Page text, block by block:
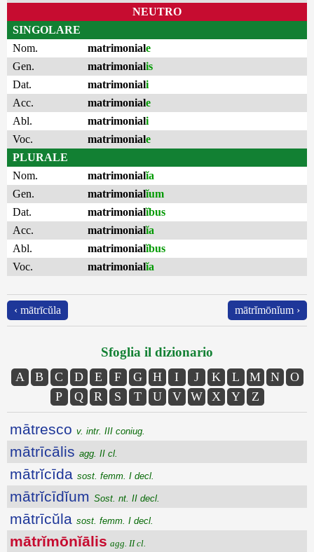
NEUTRO
SINGOLARE
Nom.
matrimoniale
Gen.
matrimonialis
Dat.
matrimoniali
Acc.
matrimoniale
Abl.
matrimoniali
Voc.
matrimoniale
PLURALE
Nom.
matrimonialĭa
Gen.
matrimonialĭum
Dat.
matrimonialĭbus
Acc.
matrimonialĭa
Abl.
matrimonialĭbus
Voc.
matrimonialĭa
‹ mātrīcŭla mātrĭmōnĭum ›
Sfoglia il dizionario
A B C D E F G H I J K L M N
O
P
Q R S T U V W X Y Z
mātresco v. intr. III coniug.
mātrīcālis agg. II cl.
mātrĭcīda sost. femm. I decl.
mātrĭcīdĭum Sost. nt. II decl.
mātrīcŭla sost. femm. I decl.
mātrĭmōnĭālis agg. II cl.